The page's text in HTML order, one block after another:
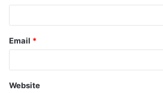
Email *
Website